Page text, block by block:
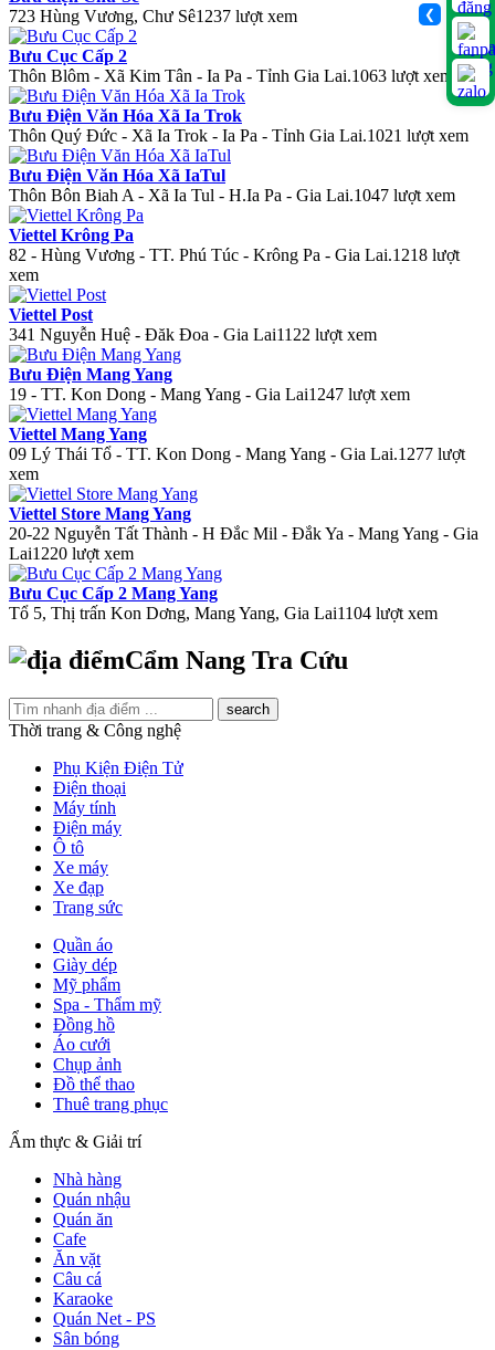
❮
723 Hùng Vương, Chư Sê1237 lượt xem
Bưu Cục Cấp 2
Thôn Blôm - Xã Kim Tân - Ia Pa - Tỉnh Gia Lai.1063 lượt xem
Bưu Điện Văn Hóa Xã Ia Trok
Thôn Quý Đức - Xã Ia Trok - Ia Pa - Tỉnh Gia Lai.1021 lượt xem
Bưu Điện Văn Hóa Xã IaTul
Thôn Bôn Biah A - Xã Ia Tul - H.Ia Pa - Gia Lai.1047 lượt xem
Viettel Krông Pa
82 - Hùng Vương - TT. Phú Túc - Krông Pa - Gia Lai.1218 lượt
xem
Viettel Post
341 Nguyễn Huệ - Đăk Đoa - Gia Lai1122 lượt xem
Bưu Điện Mang Yang
19 - TT. Kon Dong - Mang Yang - Gia Lai1247 lượt xem
Viettel Mang Yang
09 Lý Thái Tổ - TT. Kon Dong - Mang Yang - Gia Lai.1277 lượt
xem
Viettel Store Mang Yang
20-22 Nguyễn Tất Thành - H Đắc Mil - Đắk Ya - Mang Yang - Gia
Lai1220 lượt xem
Bưu Cục Cấp 2 Mang Yang
Tổ 5, Thị trấn Kon Dơng, Mang Yang, Gia Lai1104 lượt xem
Cẩm Nang Tra Cứu
search
Thời trang & Công nghệ
Phụ Kiện Điện Tử
Điện thoại
Máy tính
Điện máy
Ô tô
Xe máy
Xe đạp
Trang sức
Quần áo
Giày dép
Mỹ phẩm
Spa - Thẩm mỹ
Đồng hồ
Áo cưới
Chụp ảnh
Đồ thể thao
Thuê trang phục
Ẩm thực & Giải trí
Nhà hàng
Quán nhậu
Quán ăn
Cafe
Ăn vặt
Câu cá
Karaoke
Quán Net - PS
Sân bóng